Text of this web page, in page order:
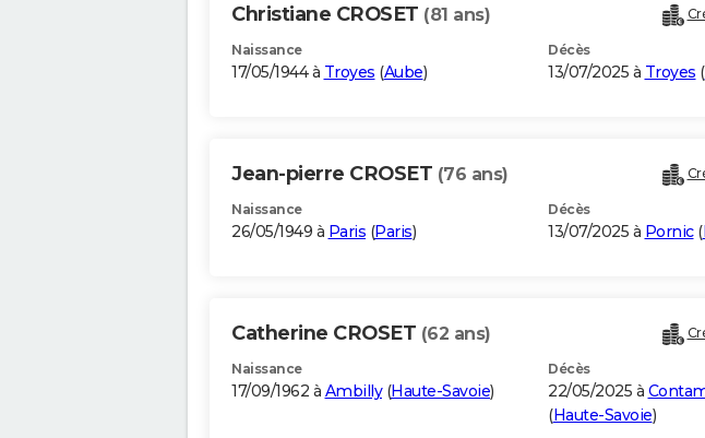
Christiane CROSET (81 ans)
Naissance
17/05/1944 à Troyes (Aube)
Décès
13/07/2025 à Troyes (
Jean-pierre CROSET (76 ans)
Naissance
26/05/1949 à Paris (Paris)
Décès
13/07/2025 à Pornic(
Catherine CROSET (62 ans)
Naissance
17/09/1962 à Ambilly(Haute-Savoie)
Décès
22/05/2025 à
(Haute-Savoie)